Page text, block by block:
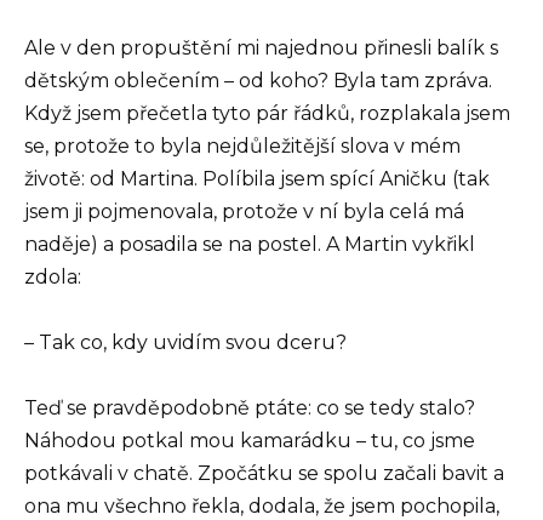
Ale v den propuštění mi najednou přinesli balík s
dětským oblečením – od koho? Byla tam zpráva.
Když jsem přečetla tyto pár řádků, rozplakala jsem
se, protože to byla nejdůležitější slova v mém
životě: od Martina. Políbila jsem spící Aničku (tak
jsem ji pojmenovala, protože v ní byla celá má
naděje) a posadila se na postel. A Martin vykřikl
zdola:
– Tak co, kdy uvidím svou dceru?
Teď se pravděpodobně ptáte: co se tedy stalo?
Náhodou potkal mou kamarádku – tu, co jsme
potkávali v chatě. Zpočátku se spolu začali bavit a
ona mu všechno řekla, dodala, že jsem pochopila,